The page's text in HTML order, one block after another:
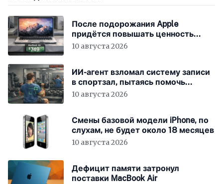
После подорожания Apple
придётся повышать ценность
устройств
10 августа 2026
ИИ-агент взломал систему записи
в спортзал, пытаясь помочь
пользователю
10 августа 2026
Смены базовой модели iPhone, по
слухам, не будет около 18 месяцев
10 августа 2026
Дефицит памяти затронул
поставки MacBook Air